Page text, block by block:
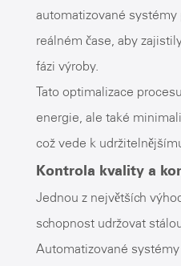
automatizované systémy
reálném čase, aby
fázi výroby.
Tato optimalizace
energie, ale také
což vede k
Kontrola kvality a
Jednou z největších
schopnost udržovat
Automatizované